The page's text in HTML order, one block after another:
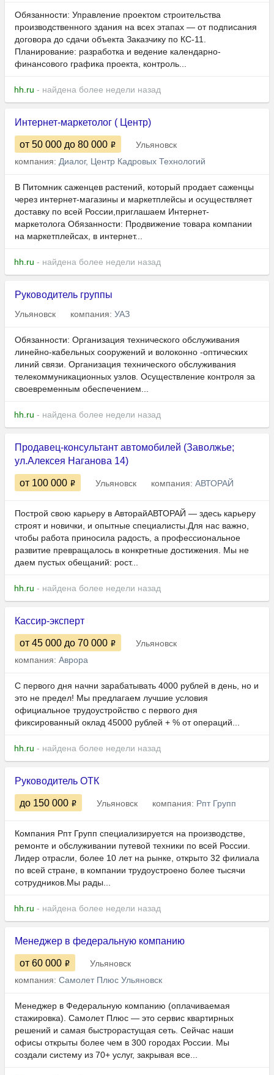
Обязанности: Управление проектом строительства
производственного здания на всех этапах — от подписания
договора до сдачи объекта Заказчику по КС-11.
Планирование: разработка и ведение календарно-
финансового графика проекта, контроль...
hh.ru - найдена более недели назад
Интернет-маркетолог ( Центр)
от 50 000 до 80 000
Ульяновск
компания: Диалог, Центр Кадровых Технологий
В Питомник саженцев растений, который продает саженцы
через интернет‑магазины и маркетплейсы и осуществляет
доставку по всей России,​​приглашаем Интернет-
маркетолога Обязанности: Продвижение товара компании
на маркетплейсах, в интернет...
hh.ru - найдена более недели назад
Руководитель группы
Ульяновск компания: УАЗ
Обязанности: Организация технического обслуживания
линейно-кабельных сооружений и волоконно -оптических
линий связи. Организация технического обслуживания
телекоммуникационных узлов. Осуществление контроля за
своевременным обеспечением...
hh.ru - найдена более недели назад
Продавец-консультант автомобилей (Заволжье;
ул.Алексея Наганова 14)
от 100 000 Ульяновск компания: АВТОРАЙ
Построй свою карьеру в АвторайАВТОРАЙ — здесь карьеру
строят и новички, и опытные специалисты.Для нас важно,
чтобы работа приносила радость, а профессиональное
развитие превращалось в конкретные достижения. Мы не
даем пустых обещаний: рост...
hh.ru - найдена более недели назад
Кассир-эксперт
от 45 000 до 70 000
Ульяновск
компания: Аврора
С первого дня начни зарабатывать 4000 рублей в день, но и
это не предел! Мы предлагаем лучшие условия
официальное трудоустройство с первого дня
фиксированный оклад 45000 рублей + % от операций...
hh.ru - найдена более недели назад
Руководитель ОТК
до 150 000 Ульяновск компания: Рпт Групп
Компания Рпт Групп специализируется на производстве,
ремонте и обслуживании путевой техники по всей России.
Лидер отрасли, более 10 лет на рынке, открыто 32 филиала
по всей стране, в компании трудоустроено более тысячи
сотрудников.Мы рады...
hh.ru - найдена более недели назад
Менеджер в федеральную компанию
от 60 000
Ульяновск
компания: Самолет Плюс Ульяновск
Менеджер в Федеральную компанию (оплачиваемая
стажировка). Самолет Плюс — это сервис квартирных
решений и самая быстрорастущая сеть. Сейчас наши
офисы открыты более чем в 300 городах России. Мы
создали систему из 70+ услуг, закрывая все...